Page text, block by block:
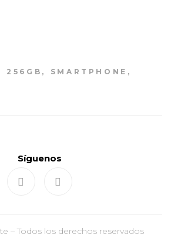
256GB SMARTPHONE
Síguenos
– Todos los derechos reservados